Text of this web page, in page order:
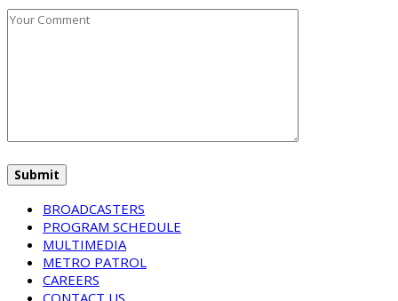
BROADCASTERS
PROGRAM SCHEDULE
MULTIMEDIA
METRO PATROL
CAREERS
CONTACT US